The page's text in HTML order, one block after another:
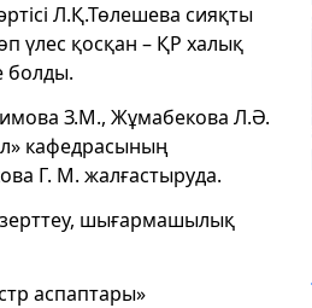
Л.Қ.Төлешева сияқты
үлес қосқан – ҚР халық
болды.
З.М., Жұмабекова Л.Ә.
кафедрасының
Г. М. жалғастыруда.
зерттеу, шығармашылық
аспаптары»